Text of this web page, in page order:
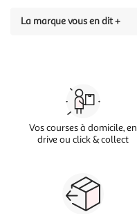
La marque vous en dit +
Vos courses à domicile, en
drive ou click & collect